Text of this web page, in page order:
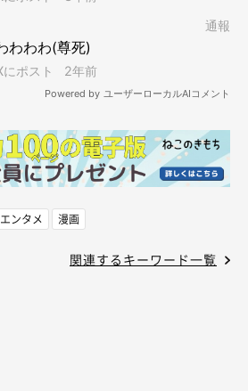
エンタメ 漫画
関連するキーワード一覧